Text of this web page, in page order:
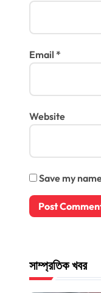
Email *
Website
Save my
সাম্প্রতিক খবর